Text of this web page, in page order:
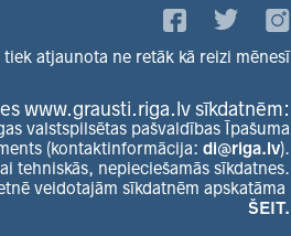
atjaunota ne retāk kā reizi mēnesī
www.grausti.riga.lv sīkdatnēm:
valstspilsētas pašvaldības Īpašuma
(kontaktinformācija: di@riga.lv).
tehniskās, nepieciešamās sīkdatnes.
veidotajām sīkdatnēm apskatāma
ŠEIT.